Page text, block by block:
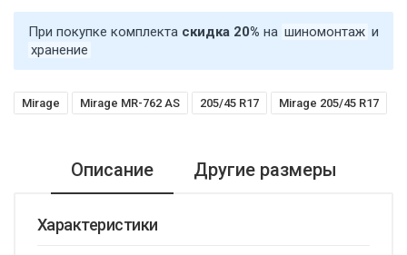
При покупке комплекта скидка 20% на шиномонтаж и
хранение
Mirage Mirage MR-762 AS 205/45 R17 Mirage 205/45 R17
Описание Другие размеры
Характеристики